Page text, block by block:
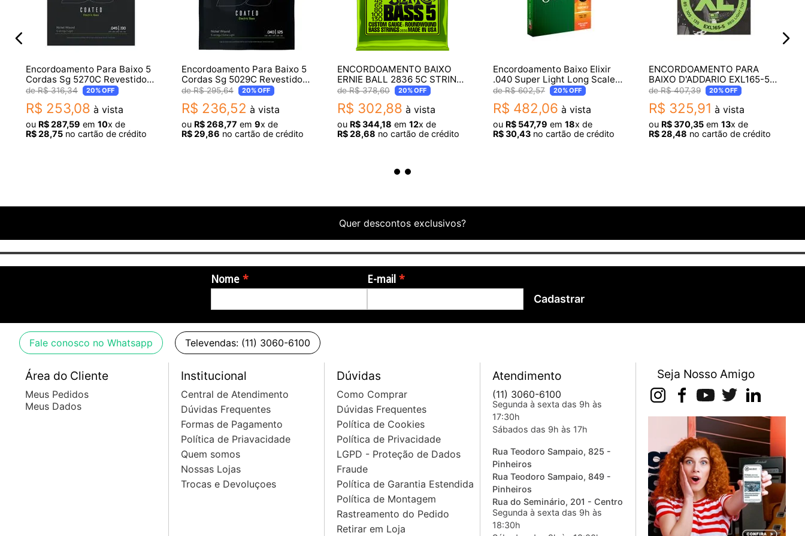
Escala extralonga: 760FS-XL - 38 "Comprimento da ferida
Encordoamento Para Baixo 5
Cordas Sg 5270C Revestido
045 Niquel 0.45 0.13
R$ 316,34 20%OFF
R$ 253,08 à vista
ou R$287,59 em 10x de
R$28,75 no cartão de crédito
Encordoamento Para Baixo 5
Cordas Sg 5029C Revestido
040 Niquel 0.040 0.125
R$ 295,64 20%OFF
R$ 236,52 à vista
ou R$268,77 em 9x de
R$29,86 no cartão de crédito
ENCORDOAMENTO BAIXO
ERNIE BALL 2836 5C STRING
SLINKY
R$ 378,60 20%OFF
R$ 302,88 à vista
ou R$344,18 em 12x de
R$28,68 no cartão de crédito
Encordoamento Baixo Elixir
.040 Super Light Long Scale
Nanoweb para Baixo 4
Cordas 14002
R$ 602,57 20%OFF
R$ 482,06 à vista
ou R$ 547,79 em 18x de
R$30,43 no cartão de crédito
ENCORDOAMENTO PARA
BAIXO D'ADDARIO EXL165-5
045 5C
R$ 407,39 20%OFF
R$ 325,91 à vista
ou R$370,35 em 13x de
R$28,48 no cartão de crédito
Quer descontos exclusivos?
Nome E-mail
Cadastrar
Fale conosco no Whatsapp Televendas: (11) 3060-6100
Área do Cliente
Meus Pedidos
Meus Dados
Institucional
Central de Atendimento
Dúvidas Frequentes
Formas de Pagamento
Política de Priavacidade
Quem somos
Nossas Lojas
Trocas e Devoluçoes
Dúvidas
Como Comprar
Dúvidas Frequentes
Política de Cookies
Política de Privacidade
LGPD - Proteção de Dados
Fraude
Política de Garantia Estendida
Política de Montagem
Rastreamento do Pedido
Retirar em Loja
Atendimento
(11) 3060-6100
Segunda à sexta das 9h às
17:30h
Sábados das 9h às 17h
Rua Teodoro Sampaio, 825 -
Pinheiros
Rua Teodoro Sampaio, 849 -
Pinheiros
Rua do Seminário, 201 - Centro
Segunda à sexta das 9h às
18:30h
Seja Nosso Amigo